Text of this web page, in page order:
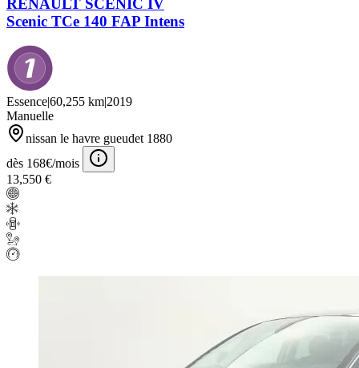
Scenic TCe 140 FAP Intens
Essence|60,255 km|2019
Manuelle
nissan le havre gueudet 1880
dès 168€/mois
13,550 €